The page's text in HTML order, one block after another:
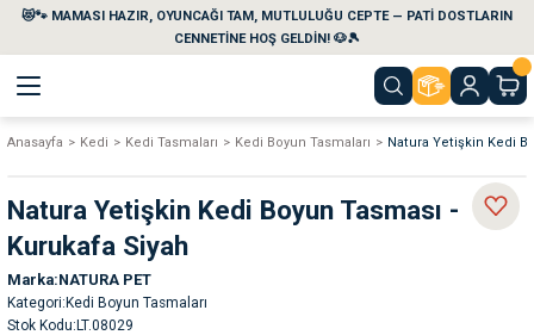
😻🐾 MAMASI HAZIR, OYUNCAĞI TAM, MUTLULUĞU CEPTE — PATİ DOSTLARIN
CENNETİNE HOŞ GELDİN! 🐶🎾
Geri Dön
Geri Dön
Temizlik Ürünleri
Geri Dön
Geri Dön
Geri Dön
Geri Dön
Anasayfa Kedi Kedi Tasmaları Kedi Boyun Tasmaları Natura Yetişkin Kedi
Natura Yetişkin Kedi Boyun Tasması -
Kurukafa Siyah
Marka NATURA PET
Kategori Kedi Boyun Tasmaları
Stok Kodu LT.08029